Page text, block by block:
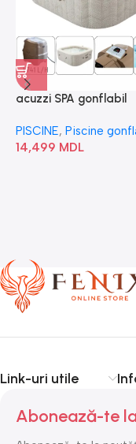
acuzzi SPA gonflabil
Bubble” 28446
PISCINE, Piscine
14,499 MDL
Link-uri utile
Abonează-te